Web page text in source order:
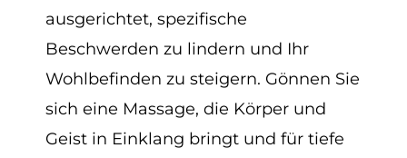
ausgerichtet, spezifische
Beschwerden zu lindern und Ihr
Wohlbefinden zu steigern. Gönnen Sie
sich eine Massage, die Körper und
Geist in Einklang bringt und für tiefe